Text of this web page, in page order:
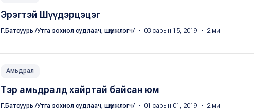
Эрэгтэй Шүүдэрцэцэг
Г.Батсуурь /Утга зохиол судлаач, шүүмжлэгч/ ・ 03 сарын 15, 2019 ・ 2 мин
Амьдрал
Тэр амьдралд хайртай байсан юм
Г.Батсуурь /Утга зохиол судлаач, шүүмжлэгч/ ・ 01 сарын 01, 2019 ・ 2 мин